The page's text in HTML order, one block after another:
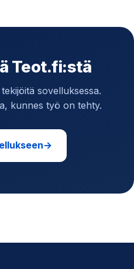
Teot.fi:stä
sovelluksessa.
kunnes työ on tehty.
→